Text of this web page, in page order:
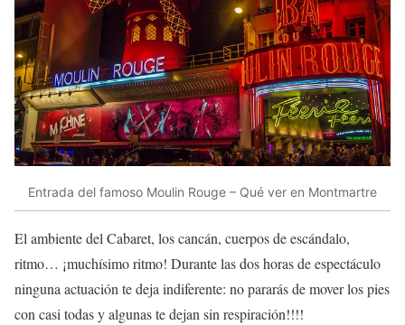
Entrada del famoso Moulin Rouge – Qué ver en Montmartre
El ambiente del Cabaret, los cancán, cuerpos de escándalo,
ritmo… ¡muchísimo ritmo! Durante las dos horas de espectáculo
ninguna actuación te deja indiferente: no pararás de mover los pies
con casi todas y algunas te dejan sin respiración!!!!